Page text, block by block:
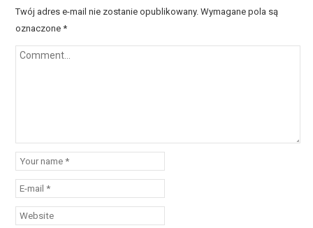
Twój adres e-mail nie zostanie opublikowany. Wymagane pola są
oznaczone*